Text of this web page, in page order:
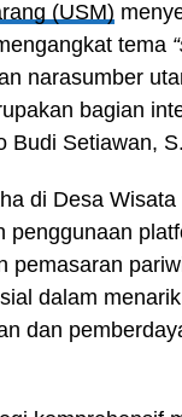
(USM)
tema
narasumber
bagian
Budi Setiawan,
di Desa
pemasaran
dalam
dan